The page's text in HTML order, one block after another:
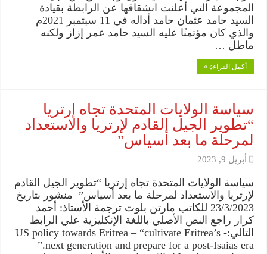
المجموعة التي أعلنت انشقاقها عن الرابطة بقيادة
السيد حامد عثمان حامد أداله في 11 سبتمبر 2021م
والذي كان مؤتمنًا عليه السيد حامد عمر إزاز ولكنه
ماطل …
أكمل القراءة »
سياسة الولايات المتحدة تجاه إرتريا
“تطوير الجيل القادم لإرتريا والاستعداد
لمرحلة ما بعد أسياس”
أبريل 9, 2023
سياسة الولايات المتحدة تجاه إرتريا “تطوير الجيل القادم
لإرتريا والاستعداد لمرحلة ما بعد أسياس” منشور بتاريخ
23/3/2023 للكاتب مارتن بلوت ترجمة الأستاذ: أحمد
كرار راجع النص الأصلي باللغة الإنكليزية علي الرابط
التالي:- US policy towards Eritrea – “cultivate Eritrea’s
next generation and prepare for a post-Isaias era.”